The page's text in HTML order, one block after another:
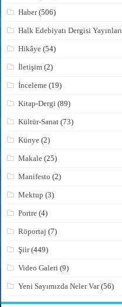
Haber(506)
Halk Edebiyatı Dergisi Yayınları
Hikâye (54)
İletişim (2)
İnceleme (19)
Kitap-Dergi (89)
Kültür-Sanat (73)
Künye (2)
Makale (25)
Manifesto (2)
Mektup (3)
Portre (4)
Röportaj (7)
Şiir(449)
Video Galeri (9)
Yeni Sayımızda Neler Var(56)